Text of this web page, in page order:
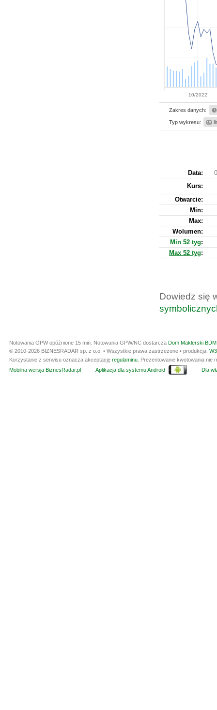
10/2022
Zakres danych:
Typ wykresu:
Data:
Kurs:
Otwarcie:
Min:
Max:
Wolumen:
Min 52 tyg:
Max 52 tyg:
Dowiedz się
Notowania GPW opóźnione 15 min. Notowania GPW/NC dostarcza Dom Maklerski
© 2010-2026 BIZNESRADAR sp. z o.o. • Wszystkie prawa zastrzeżone • produkcja:
Korzystanie z serwisu oznacza akceptację regulaminu . Prezentowanie kwotowania
Mobilna wersja BiznesRadar.pl
Aplikacja dla systemu Android Dla